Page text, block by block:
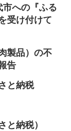
市への『ふる
受け付けて
製品）の不
告
と納税
と納税）